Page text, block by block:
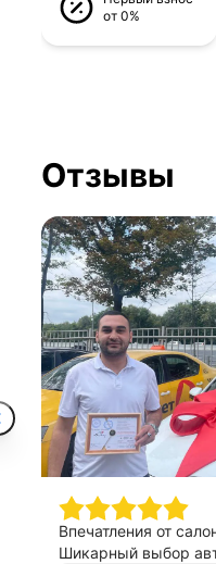
от 0%
Отзывы
Впечатления от
Шикарный выбор